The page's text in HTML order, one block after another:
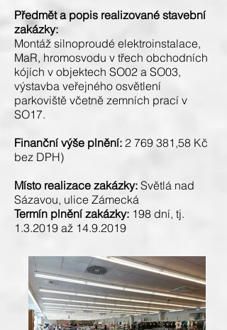
Předmět a popis realizované stavební
zakázky:
Montáž silnoproudé elektroinstalace,
MaR, hromosvodu v třech obchodních
kójích v objektech SO02 a SO03,
výstavba veřejného osvětlení
parkoviště včetně zemních prací v
SO17.
Finanční výše plnění: 2 769 381 ,58 Kč
bez DPH)
Místo realizace zakázky: Světlá nad
Sázavou, ulice Zámecká
Termín plnění zakázky: 198 dní, tj.
1.3.2019 až 14.9.2019